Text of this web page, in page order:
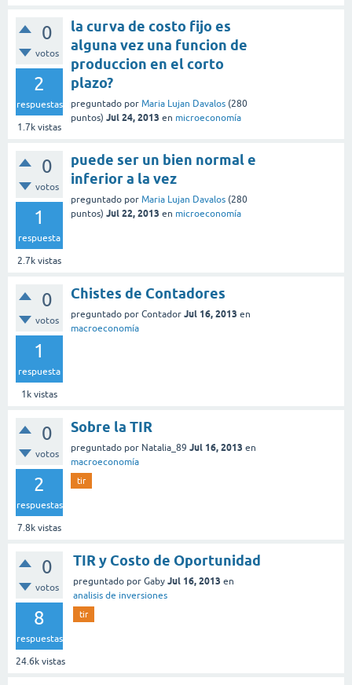
0
votos
2
respuestas
1.7k vistas
la curva de costo fijo es
alguna vez una funcion de
produccion en el corto
plazo?
preguntado por Maria Lujan Davalos (280
puntos) Jul 24, 2013 en microeconomía
0
votos
1
respuesta
2.7k vistas
puede ser un bien normal e
inferior a la vez
preguntado por Maria Lujan Davalos (280
puntos) Jul 22, 2013 en microeconomía
0
votos
1
respuesta
1k vistas
Chistes de Contadores
preguntado por Contador Jul 16, 2013 en
macroeconomía
0
votos
2
respuestas
7.8k vistas
Sobre la TIR
preguntado por Natalia_89 Jul 16, 2013 en
macroeconomía
tir
0
votos
8
respuestas
24.6k vistas
TIR y Costo de Oportunidad
preguntado por Gaby Jul 16, 2013 en
analisis de inversiones
tir